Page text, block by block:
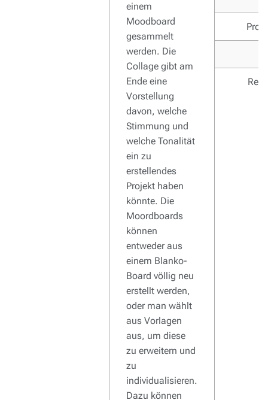
einem
Moodboard
gesammelt
werden. Die
Collage gibt am
Ende eine
Vorstellung
davon, welche
Stimmung und
welche Tonalität
ein zu
erstellendes
Projekt haben
könnte. Die
Moordboards
können
entweder aus
einem Blanko-
Board völlig neu
erstellt werden,
oder man wählt
aus Vorlagen
aus, um diese
zu erweitern und
zu
individualisieren.
Dazu können